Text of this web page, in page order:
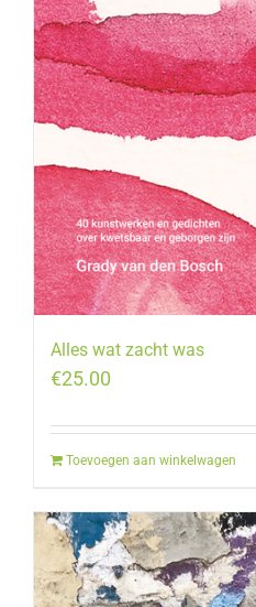
Alles wat zacht was
€25.00
Toevoegen aan winkelwagen